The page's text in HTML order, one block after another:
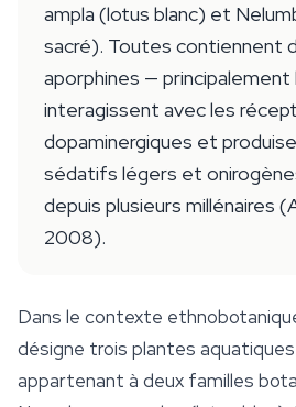
ampla (lotus blanc) et
sacré). Toutes contiennent
aporphines — principalement
interagissent avec les
dopaminergiques et
sédatifs légers et
depuis plusieurs millénaires
2008).
Dans le contexte
désigne trois plantes
appartenant à deux familles